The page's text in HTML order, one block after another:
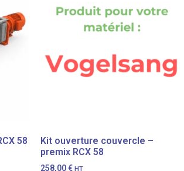
58
Kit ouverture couvercle –
premix RCX 58
258,00€ HT